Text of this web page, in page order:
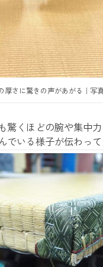
厚さに驚きの声があがる｜写
驚くほどの腕や集中
でいる様子が伝わって